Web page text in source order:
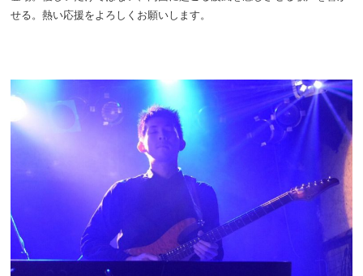
せる。熱い応援をよろしくお願いします。